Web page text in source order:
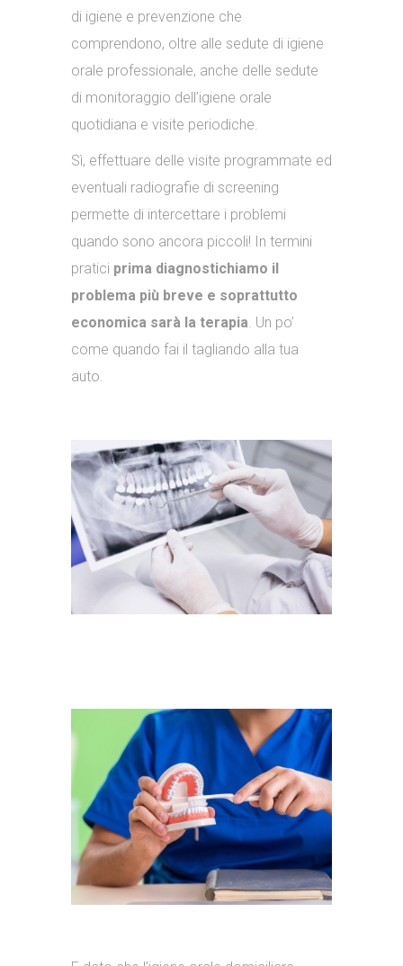
di igiene e prevenzione che
comprendono, oltre alle sedute di igiene
orale professionale, anche delle sedute
di monitoraggio dell’igiene orale
quotidiana e visite periodiche.
Sì, effettuare delle visite programmate ed
eventuali radiografie di screening
permette di intercettare i problemi
quando sono ancora piccoli! In termini
pratici prima diagnostichiamo il
problema più breve e soprattutto
economica sarà la terapia. Un po’
come quando fai il tagliando alla tua
auto.